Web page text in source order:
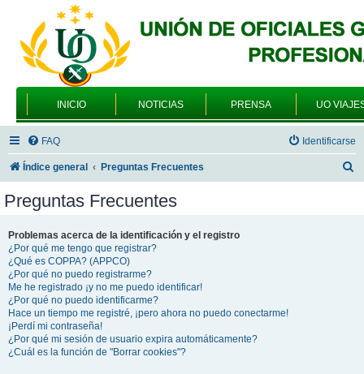
INICIO NOTICIAS PRENSA UO
FAQ Identificarse
Índice general Preguntas Frecuentes
Preguntas Frecuentes
Problemas acerca de la identificación y el registro
¿Por qué me tengo que registrar?
¿Qué es COPPA? (APPCO)
¿Por qué no puedo registrarme?
Me he registrado ¡y no me puedo identificar!
¿Por qué no puedo identificarme?
Hace un tiempo me registré, ¡pero ahora no puedo conectarme!
¡Perdí mi contraseña!
¿Por qué mi sesión de usuario expira automáticamente?
¿Cuál es la función de "Borrar cookies"?